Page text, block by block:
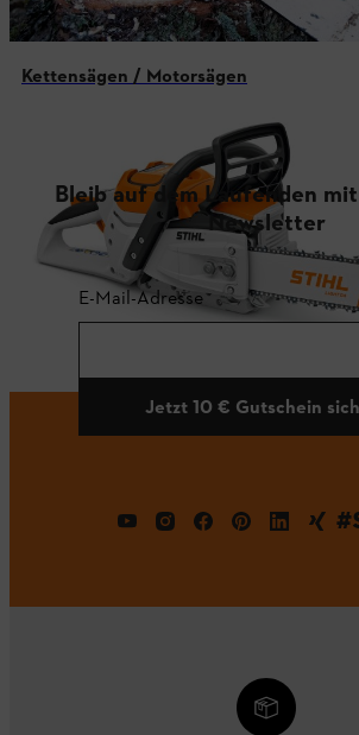
Kettensägen / Motorsägen
Bleib auf dem Laufenden
Newsletter
E-Mail-Adresse
Jetzt 10 € Gutschein